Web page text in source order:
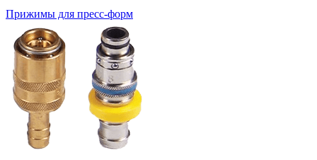
Прижимы для пресс-форм